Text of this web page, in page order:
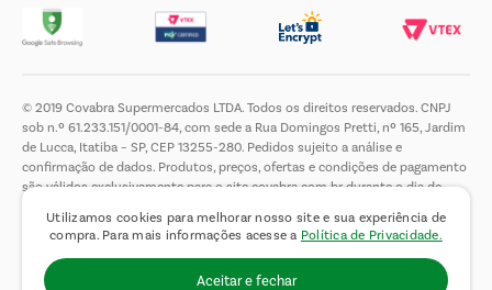
Utilizamos cookies para melhorar nosso site e sua experiência de
compra. Para mais informações acesse a Política de Privacidade.
Aceitar e fechar
© 2019 Covabra Supermercados LTDA. Todos os direitos reservados. CNPJ
sob n.º 61.233.151/0001-84, com sede a Rua Domingos Pretti, nº 165, Jardim
de Lucca, Itatiba – SP, CEP 13255-280. Pedidos sujeito a análise e
confirmação de dados. Produtos, preços, ofertas e condições de pagamento
são válidos exclusivamente para o site covabra.com.br durante o dia de
de limitar a quantidade máxima de produtos por compra por cliente. Não
vendemos no atacado. Fotos meramente ilustrativas.É proibida a venda e a
entrega de bebidas alcoólicas a menores de 18 (dezoito) anos, conforme Lei
n.° 8069/90, art. 81, inciso II (Estatuto da Criança e do Adolescente).